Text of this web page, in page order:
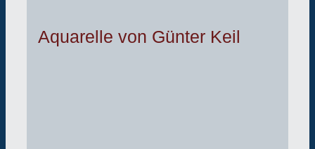
Aquarelle von Günter Keil